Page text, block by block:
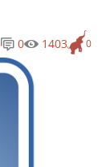
0
0 1403